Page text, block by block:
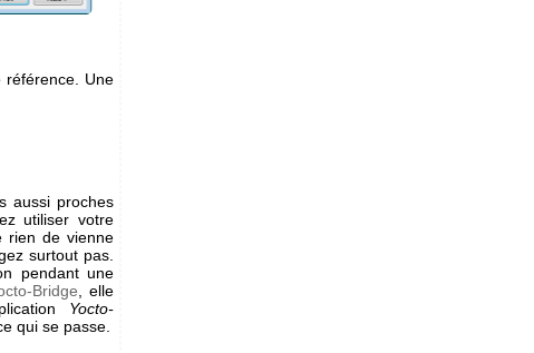
référence. Une
aussi proches
utiliser votre
rien de vienne
surtout pas.
pendant une
Bridge , elle
Yocto-
qui se passe.